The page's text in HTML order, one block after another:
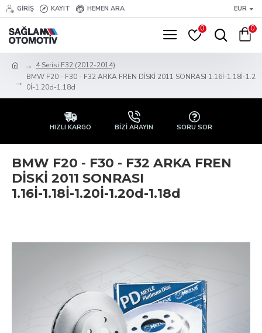
GIRIŞ KAYIT HEMEN ARA EUR
0 0
4 Serisi F32 (2012-2014)
BMW F20 - F30 - F32 ARKA FREN DİSKİ 2011 SONRASI 1.16İ-1.18İ-1.2
0İ-1.20d-1.18d
HIZLI KARGO BİZİ ARAYIN SORU SOR
BMW F20 - F30 - F32 ARKA FREN
DİSKİ 2011 SONRASI
1.16İ-1.18İ-1.20İ-1.20d-1.18d